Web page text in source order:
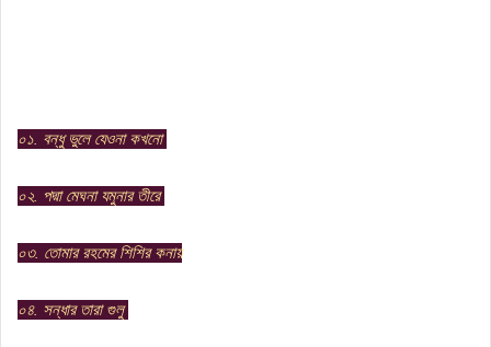
০১. বন্ধু ভুলে যেওনা কখনো
০২. পদ্মা মেঘনা যমুনার তীরে
০৩. তোমার রহমের শিশির কনায়
০৪. সন্ধার তারা গুলু